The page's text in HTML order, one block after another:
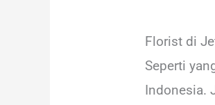
Florist di
Seperti
Indonesia.